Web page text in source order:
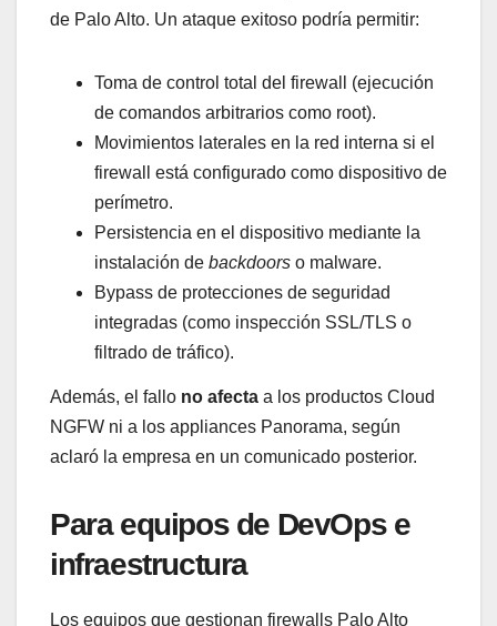
de Palo Alto. Un ataque exitoso podría permitir:
Toma de control total del firewall (ejecución
de comandos arbitrarios como root).
Movimientos laterales en la red interna si el
firewall está configurado como dispositivo de
perímetro.
Persistencia en el dispositivo mediante la
instalación de backdoors o malware.
Bypass de protecciones de seguridad
integradas (como inspección SSL/TLS o
filtrado de tráfico).
Además, el fallo no afecta a los productos Cloud
NGFW ni a los appliances Panorama, según
aclaró la empresa en un comunicado posterior.
Para equipos de DevOps e
infraestructura
Los equipos que gestionan firewalls Palo Alto